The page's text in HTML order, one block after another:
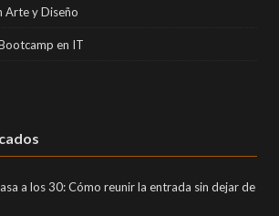
Arte y Diseño
en IT
a los 30: Cómo reunir la entrada sin dejar de